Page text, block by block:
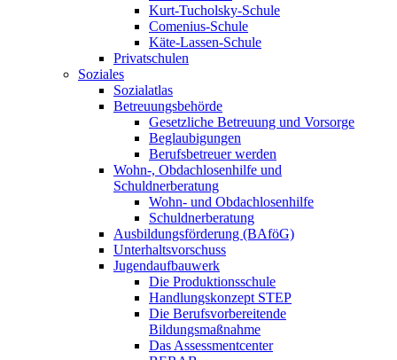
Kurt-Tucholsky-Schule
Comenius-Schule
Käte-Lassen-Schule
Privatschulen
Soziales
Sozialatlas
Betreuungsbehörde
Gesetzliche Betreuung und Vorsorge
Beglaubigungen
Berufsbetreuer werden
Wohn-, Obdachlosenhilfe und
Schuldnerberatung
Wohn- und Obdachlosenhilfe
Schuldnerberatung
Ausbildungsförderung (BAföG)
Unterhaltsvorschuss
Jugendaufbauwerk
Die Produktionsschule
Handlungskonzept STEP
Die Berufsvorbereitende
Bildungsmaßnahme
Das Assessmentcenter